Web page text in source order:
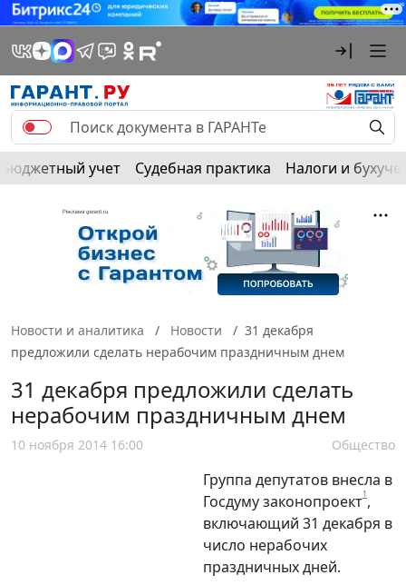
Бюджетный учет Судебная практика Налоги и
Новости и аналитика Новости
31 декабря
предложили сделать нерабочим праздничным днем
31 декабря предложили сделать
нерабочим праздничным днем
10 ноября 2014 16:00 Общество
Группа депутатов внесла в
Госдуму законопроект1,
включающий 31 декабря в
число нерабочих
праздничных дней.